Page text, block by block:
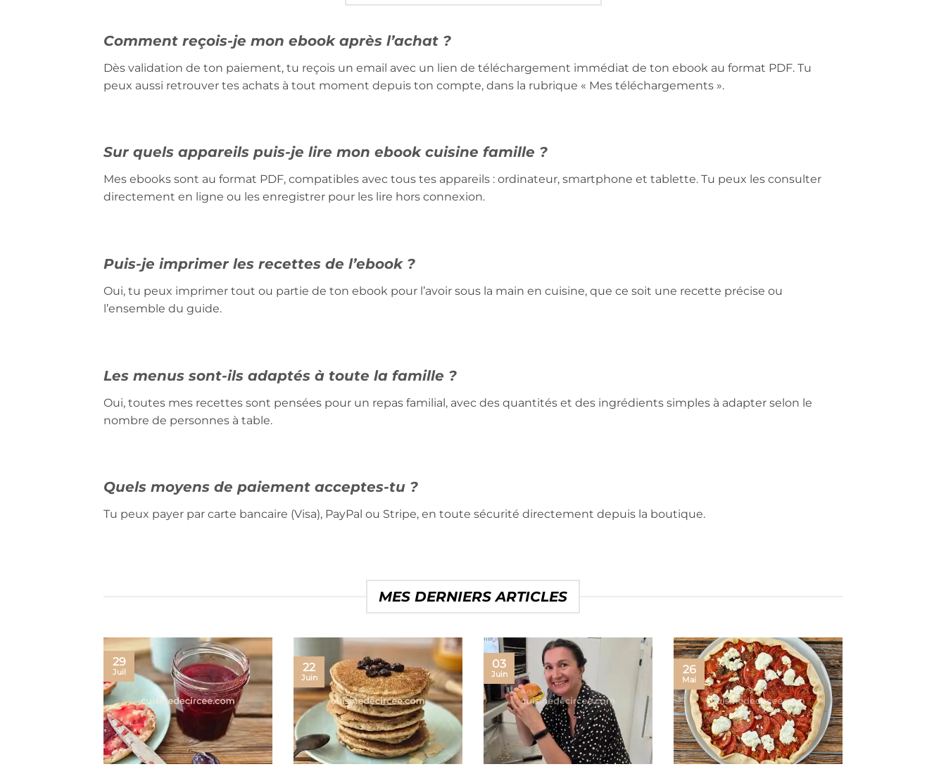
Comment reçois-je mon ebook après l’achat ?
Dès validation de ton paiement, tu reçois un email avec un lien de téléchargement immédiat de ton ebook au format PDF. Tu
peux aussi retrouver tes achats à tout moment depuis ton compte, dans la rubrique « Mes téléchargements ».
Sur quels appareils puis-je lire mon ebook cuisine famille ?
Mes ebooks sont au format PDF, compatibles avec tous tes appareils : ordinateur, smartphone et tablette. Tu peux les consulter
directement en ligne ou les enregistrer pour les lire hors connexion.
Puis-je imprimer les recettes de l’ebook ?
Oui, tu peux imprimer tout ou partie de ton ebook pour l’avoir sous la main en cuisine, que ce soit une recette précise ou
l’ensemble du guide.
Les menus sont-ils adaptés à toute la famille ?
Oui, toutes mes recettes sont pensées pour un repas familial, avec des quantités et des ingrédients simples à adapter selon le
nombre de personnes à table.
Quels moyens de paiement acceptes-tu ?
Tu peux payer par carte bancaire (Visa), PayPal ou Stripe, en toute sécurité directement depuis la boutique.
MES DERNIERS ARTICLES
29
Juil 22
Juin
03
Juin 26
Mai